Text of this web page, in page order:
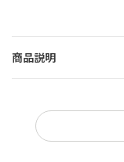
商品説明